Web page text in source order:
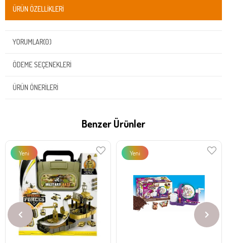
ÜRÜN ÖZELLIKLERI
YORUMLAR(0)
ÖDEME SEÇENEKLERI
ÜRÜN ÖNERILERI
Benzer Ürünler
Yeni
Ürün
Yeni